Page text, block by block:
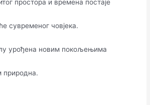
простора и времена постаје
сувременог човјека.
урођена новим покољењима
природна.